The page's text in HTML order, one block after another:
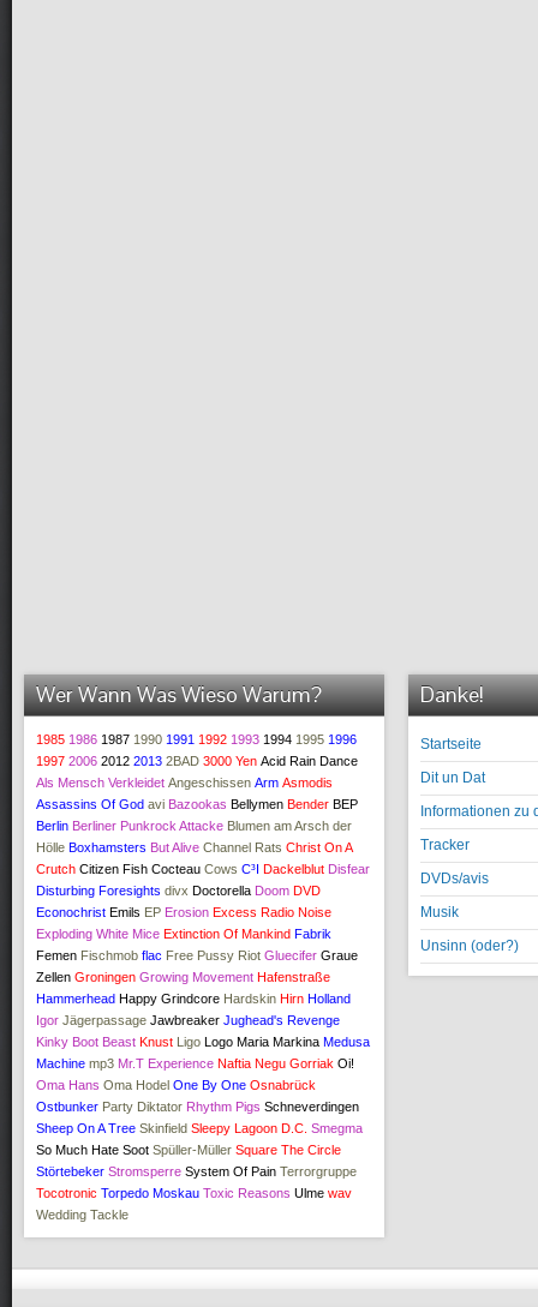
Wer Wann Was Wieso Warum?
1985 1986 1987 1990 1991 1992 1993 1994 1995 1996
1997 2006 2012 2013 2BAD 3000 Yen Acid Rain Dance
Als Mensch Verkleidet Angeschissen Arm Asmodis
Assassins Of God avi Bazookas Bellymen Bender BEP
Berlin Berliner Punkrock Attacke Blumen am Arsch der
Hölle Boxhamsters But Alive Channel Rats Christ On A
Crutch Citizen Fish Cocteau Cows C³I Dackelblut Disfear
Disturbing Foresights divx Doctorella Doom DVD
Econochrist Emils EP Erosion Excess Radio Noise
Exploding White Mice Extinction Of Mankind Fabrik
Femen Fischmob flac Free Pussy Riot Gluecifer Graue
Zellen Groningen Growing Movement Hafenstraße
Hammerhead Happy Grindcore Hardskin Hirn Holland
Igor Jägerpassage Jawbreaker Jughead's Revenge
Kinky Boot Beast Knust Ligo Logo Maria Markina Medusa
Machine mp3 Mr.T Experience Naftia Negu Gorriak Oi!
Oma Hans Oma Hodel One By One Osnabrück
Ostbunker Party Diktator Rhythm Pigs Schneverdingen
Sheep On A Tree Skinfield Sleepy Lagoon D.C. Smegma
So Much Hate Soot Spüller-Müller Square The Circle
Störtebeker Stromsperre System Of Pain Terrorgruppe
Tocotronic Torpedo Moskau Toxic Reasons Ulme wav
Wedding Tackle
Danke!
Startseite
Dit un Dat
Informationen zu
Tracker
DVDs/avis
Musik
Unsinn (oder?)